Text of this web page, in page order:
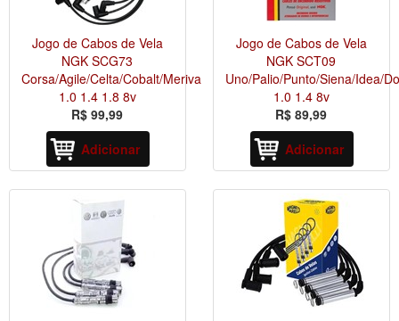
Jogo de Cabos de Vela
NGK SCG73
Corsa/Agile/Celta/Cobalt/Meriva
1.0 1.4 1.8 8v
R$ 99,99
Adicionar
Jogo de Cabos de Vela
NGK SCT09
Uno/Palio/Punto/Siena/Idea/
1.0 1.4 8v
R$ 89,99
Adicionar